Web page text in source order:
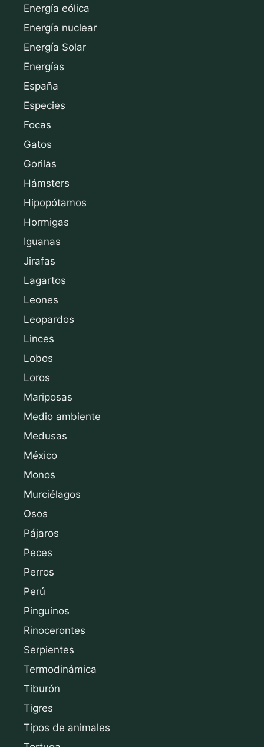
Energía eólica
Energía nuclear
Energía Solar
Energías
España
Especies
Focas
Gatos
Gorilas
Hámsters
Hipopótamos
Hormigas
Iguanas
Jirafas
Lagartos
Leones
Leopardos
Linces
Lobos
Loros
Mariposas
Medio ambiente
Medusas
México
Monos
Murciélagos
Osos
Pájaros
Peces
Perros
Perú
Pinguinos
Rinocerontes
Serpientes
Termodinámica
Tiburón
Tigres
Tipos de animales